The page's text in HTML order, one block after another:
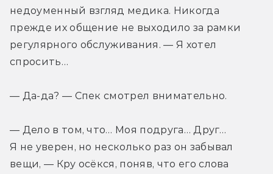
недоуменный взгляд медика. Никогда
прежде их общение не выходило за рамки
регулярного обслуживания. — Я хотел
спросить…
— Да-да? — Спек смотрел внимательно.
— Дело в том, что… Моя подруга… Друг…
Я не уверен, но несколько раз он забывал
вещи, — Кру осёкся, поняв, что его слова